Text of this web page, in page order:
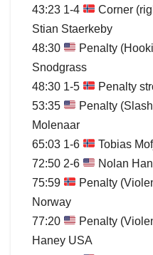
43:23 1-4
Corner
Stian Staerkeby
48:30
Penalty
Snodgrass
48:30 1-5
Penalty
53:35
Penalty
Molenaar
65:03 1-6
Tobias
72:50 2-6
Nolan
75:59
Penalty
Norway
77:20
Penalty
Haney USA